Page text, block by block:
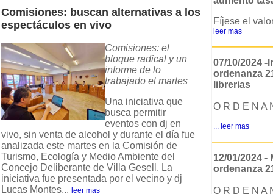
Comisiones: buscan alternativas a los
espectáculos en vivo
Comisiones: el
bloque radical y un
informe de lo
trabajado el martes
Una iniciativa que
busca permitir
eventos con dj en
vivo, sin venta de alcohol y durante el día fue
analizada este martes en la Comisión de
Turismo, Ecología y Medio Ambiente del
Concejo Deliberante de Villa Gesell. La
iniciativa fue presentada por el vecino y dj
Lucas Montes... leer mas
Fíjese el
leer mas
07/10/2024 -
ordenanza
librerias
O R D E N A
... leer mas
12/01/2024 -
ordenanza
O R D E N A